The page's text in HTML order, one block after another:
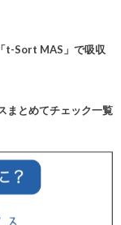
t-Sort MAS」で吸収
まとめてチェック一覧